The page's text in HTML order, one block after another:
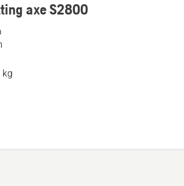
axe S2800